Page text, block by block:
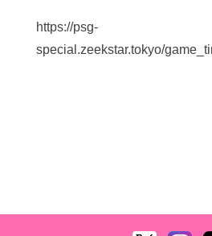
https://psg-
special.zeekstar.tokyo/